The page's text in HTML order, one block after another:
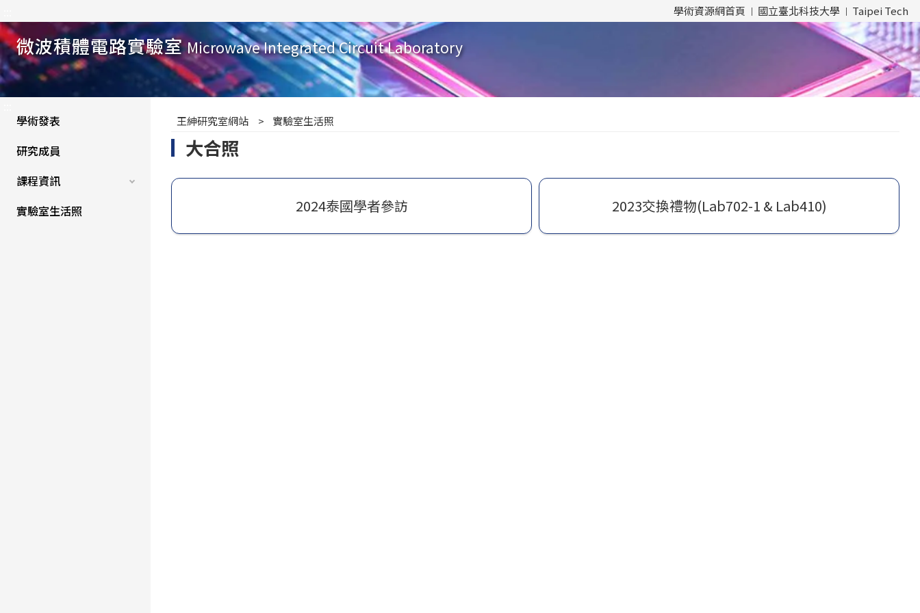
學術資源網首頁 國立臺北科技大學 Taipei Tech
微波積體電路實驗室 Microwave Integrated Circuit Laboratory
學術發表
研究成員
課程資訊
實驗室生活照
王紳研究室網站 實驗室生活照
大合照
2024泰國學者參訪 2023交換禮物(Lab702-1 & Lab410)